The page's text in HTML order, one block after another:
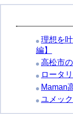
理想を
編】
高松市
ロータ
Maman
ユメッ